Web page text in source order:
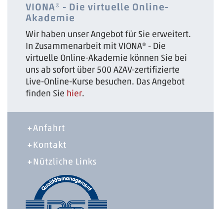
VIONA® - Die virtuelle Online-
Akademie
Wir haben unser Angebot für Sie erweitert.
In Zusammenarbeit mit VIONA® - Die
virtuelle Online-Akademie können Sie bei
uns ab sofort über 500 AZAV-zertifizierte
Live-Online-Kurse besuchen. Das Angebot
finden Sie hier.
Anfahrt
Kontakt
Nützliche Links